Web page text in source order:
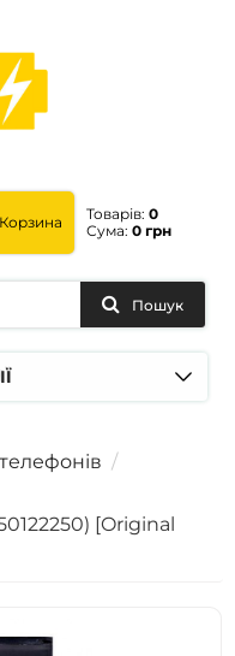
Товарів: 0
Сума: 0 грн
Пошук
[Original